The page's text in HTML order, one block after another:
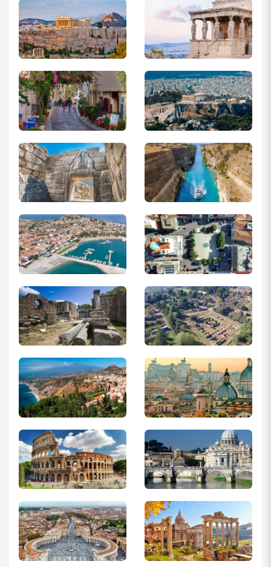
حساب بایستی دارای تراکنش های طبیعی باشد و از حساب سازی
پرهیز شود. به عنوان مثال برداشت و واریزها با مبالغ بالا و غیر متعارف
بدون دلیل قانع کننده برای سفارت وجود نداشته باشد.
توضیحات:نوع حساب، مدتی که این حساب را داشته اید، مبالغ
واریزی و برداشتی، تعدد و نظم تراکنش ها در یک بازه زمانی همگی در
اعتبار گردش مالی تاثیرگذار هستند. باید توجه داشت از واریز مبالغ
سنگین به حساب مرده پرهیز کرد. تا زمان اعلام نتیجه اخذ ویزا نباید
بیش از ۳۰ درصد موجودی حساب را برداشت کرد، زیرا احتمال استعلام
سفارت از بانک وجود دارد.
در صورت داشتن سپرده بانکی پرینت گرفته شود.
نامه تمکن مالی از بانک (به زبان انگلیسی)، و ذکر موجودی (به یورو)
سند ملک (درصورت وجود)
توضیحات:
اخذ ویزای یونان را افزایش می دهد.
– ارائه سند شریکی نیز بلامانع میباشد.
در صورت سفر فرزندان زیر ۱۸ سال به همراه یکی از والدین (درصورت
جدایی والدین) ارائه رضایت نامه محضری و یا حکم حضانت فرزند
واچر هتل ( تأئیدیه رزرو هتل ) برای تمام شب های اقامت، یا “اصل”
دعوتنامه شخص دعوت کننده با ذکر محل اقامت و وجود اتاقی مجزا
برای اقامت. واچر جعلی منجر به ریجکت شدن ویزای یونان خواهد
شد.توجه نمائیددر صورت اقدام به اخذ ویزای شینگن یونان توسط
آژانس هواپیماییسفری دیگر، رززواسیون رسمی به شما تعلق خواهد
گرفت.
مدارک برای دانشجویان و محصلین